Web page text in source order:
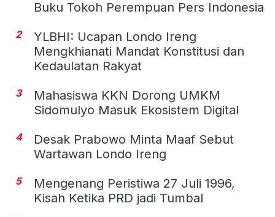
Buku Tokoh Perempuan Pers Indonesia
2
YLBHI: Ucapan Londo Ireng
Mengkhianati Mandat Konstitusi dan
Kedaulatan Rakyat
3
Mahasiswa KKN Dorong UMKM
Sidomulyo Masuk Ekosistem Digital
4
Desak Prabowo Minta Maaf Sebut
Wartawan Londo Ireng
5
Mengenang Peristiwa 27 Juli 1996,
Kisah Ketika PRD jadi Tumbal